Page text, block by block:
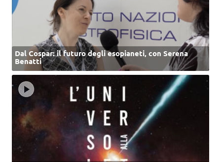
Dal Cospar: il futuro degli esopianeti, con Serena
Benatti